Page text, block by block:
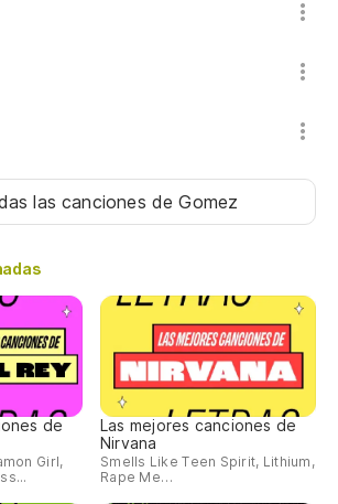
las canciones de Gomez
de
Girl,
Las mejores canciones de
Nirvana
Smells Like Teen Spirit, Lithium,
Rape Me…